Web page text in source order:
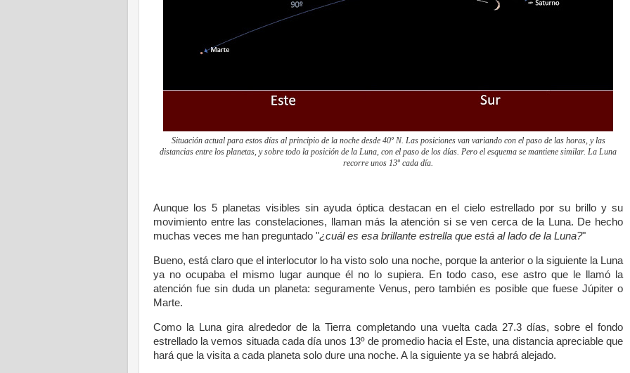
Situación actual para estos días al principio de la noche desde 40º N. Las posiciones van variando con el paso de las horas, y las
distancias entre los planetas, y sobre todo la posición de la Luna, con el paso de los días. Pero el esquema se mantiene similar. La Luna
recorre unos 13º cada día.
Aunque los 5 planetas visibles sin ayuda óptica destacan en el cielo estrellado por su brillo y su
movimiento entre las constelaciones, llaman más la atención si se ven cerca de la Luna. De hecho
muchas veces me han preguntado "¿cuál es esa brillante estrella que está al lado de la Luna?"
Bueno, está claro que el interlocutor lo ha visto solo una noche, porque la anterior o la siguiente la Luna
ya no ocupaba el mismo lugar aunque él no lo supiera. En todo caso, ese astro que le llamó la
atención fue sin duda un planeta: seguramente Venus, pero también es posible que fuese Júpiter o
Marte.
Como la Luna gira alrededor de la Tierra completando una vuelta cada 27.3 días, sobre el fondo
estrellado la vemos situada cada día unos 13º de promedio hacia el Este, una distancia apreciable que
hará que la visita a cada planeta solo dure una noche. A la siguiente ya se habrá alejado.